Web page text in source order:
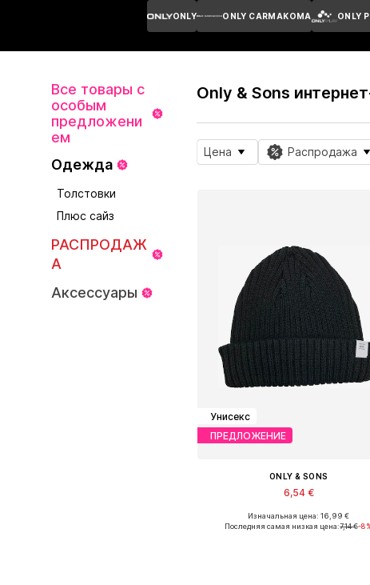
ONLY ONLY CARMAKOMA ONLY
Все товары с
особым
предложени
ем
Одежда
Толстовки
Плюс сайз
РАСПРОДАЖ
А
Аксессуары
Only & Sons
Цена Распродажа
Унисекс
ПРЕДЛОЖЕНИЕ
ONLY & SONS
6,54 €
Доступные размеры: 55-60
Изначальная цена: 16,99 €
Последняя самая низкая цена:7,14 €-